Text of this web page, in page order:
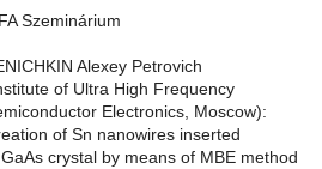
Szeminárium
Alexey Petrovich
of Ultra High Frequency
Electronics, Moscow):
of Sn nanowires inserted
crystal by means of MBE method